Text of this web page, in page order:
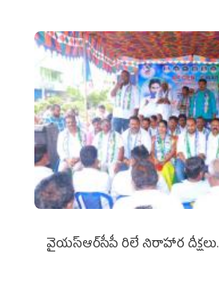
వైయ‌స్ఆర్‌సీపీ రిలే నిరాహార